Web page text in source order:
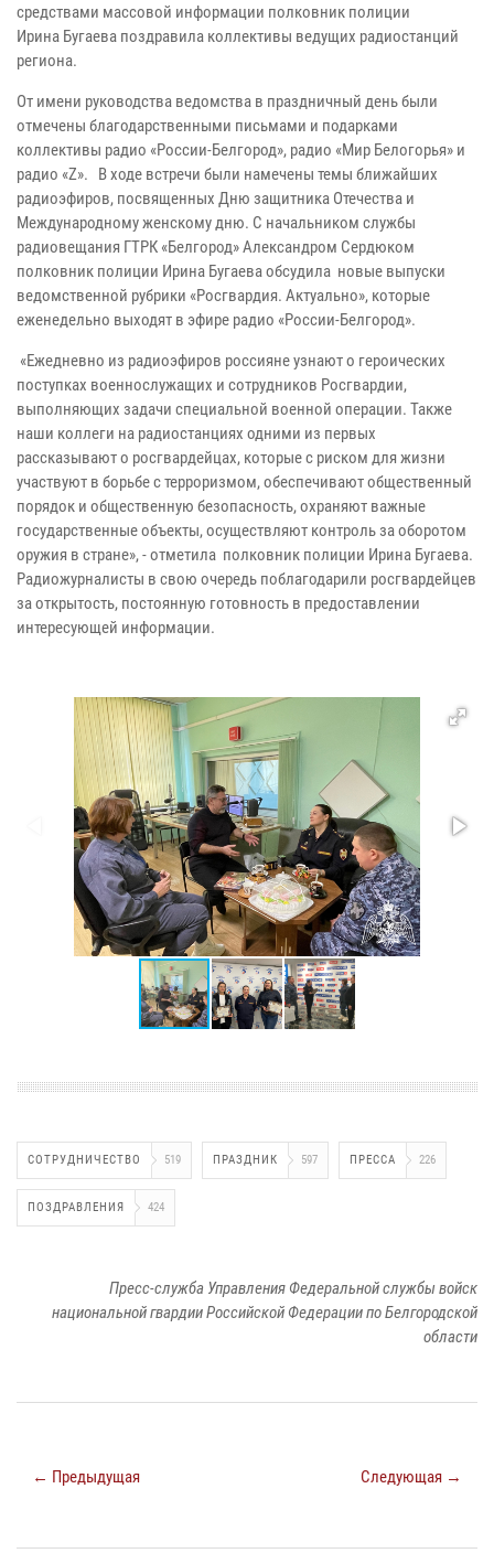
средствами массовой информации полковник полиции
Ирина Бугаева поздравила коллективы ведущих радиостанций
региона.
От имени руководства ведомства в праздничный день были
отмечены благодарственными письмами и подарками
коллективы радио «России-Белгород», радио «Мир Белогорья» и
радио «Z». В ходе встречи были намечены темы ближайших
радиоэфиров, посвященных Дню защитника Отечества и
Международному женскому дню. С начальником службы
радиовещания ГТРК «Белгород» Александром Сердюком
полковник полиции Ирина Бугаева обсудила новые выпуски
ведомственной рубрики «Росгвардия. Актуально», которые
еженедельно выходят в эфире радио «России-Белгород».
«Ежедневно из радиоэфиров россияне узнают о героических
поступках военнослужащих и сотрудников Росгвардии,
выполняющих задачи специальной военной операции. Также
наши коллеги на радиостанциях одними из первых
рассказывают о росгвардейцах, которые с риском для жизни
участвуют в борьбе с терроризмом, обеспечивают общественный
порядок и общественную безопасность, охраняют важные
государственные объекты, осуществляют контроль за оборотом
оружия в стране», - отметила полковник полиции Ирина Бугаева.
Радиожурналисты в свою очередь поблагодарили росгвардейцев
за открытость, постоянную готовность в предоставлении
интересующей информации.
СОТРУДНИЧЕСТВО 519 ПРАЗДНИК 597 ПРЕССА 226
ПОЗДРАВЛЕНИЯ 424
Пресс-служба Управления Федеральной службы войск
национальной гвардии Российской Федерации по Белгородской
области
← Предыдущая Следующая →